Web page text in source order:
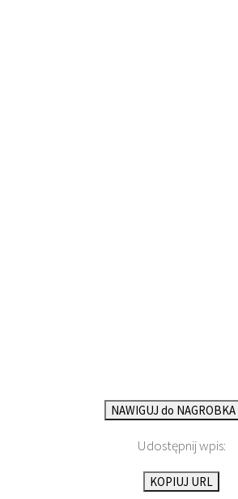
NAWIGUJ do NAGROBKA
Udostępnij wpis:
KOPIUJ URL